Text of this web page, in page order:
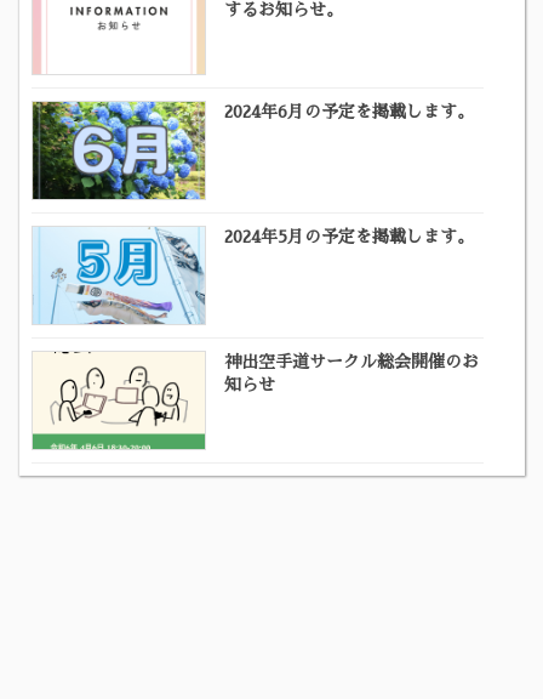
するお知らせ。
2024年6月の予定を掲載します。
2024年5月の予定を掲載します。
神出空手道サークル総会開催のお
知らせ